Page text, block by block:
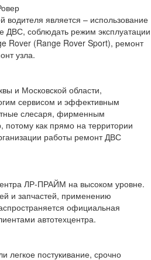
является – использование
ДВС, соблюдать режим эксплуатации
Rover (Range Rover Sport), ремонт
узла.
и Московской области,
сервисом и эффективным
слесаря, фирменным
как прямо на территории
работы ремонт ДВС
ЛР-ПРАЙМ на высоком уровне.
и запчастей, применению
официальная
автотехцентра.
легкое постукивание, срочно